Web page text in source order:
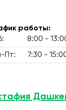
работы:
8:00 -
Пт: 7:30 -